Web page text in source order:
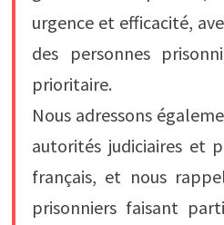
urgence et efficacité,
des personnes
prioritaire.
Nous adressons
autorités judiciaires et
français, et nous
prisonniers faisant